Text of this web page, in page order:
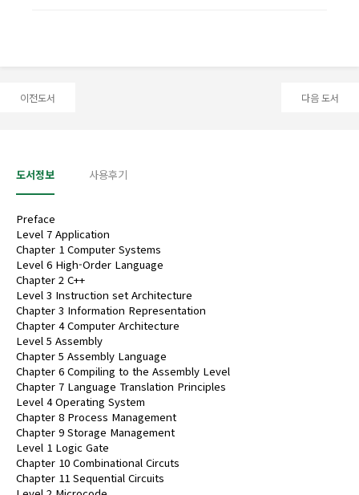
이전도서 다음 도서
도서정보 사용후기
Preface
Level 7 Application
Chapter 1 Computer Systems
Level 6 High-Order Language
Chapter 2 C++
Level 3 Instruction set Architecture
Chapter 3 Information Representation
Chapter 4 Computer Architecture
Level 5 Assembly
Chapter 5 Assembly Language
Chapter 6 Compiling to the Assembly Level
Chapter 7 Language Translation Principles
Level 4 Operating System
Chapter 8 Process Management
Chapter 9 Storage Management
Level 1 Logic Gate
Chapter 10 Combinational Circuts
Chapter 11 Sequential Circuits